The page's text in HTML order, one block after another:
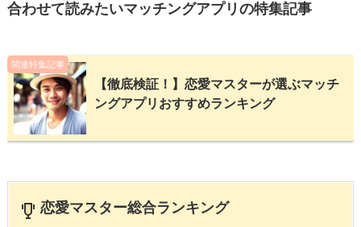
合わせて読みたいマッチングアプリの特集記事
関連特集記事
【徹底検証！】恋愛マスターが選ぶマッチ
ングアプリおすすめランキング
恋愛マスター総合ランキング